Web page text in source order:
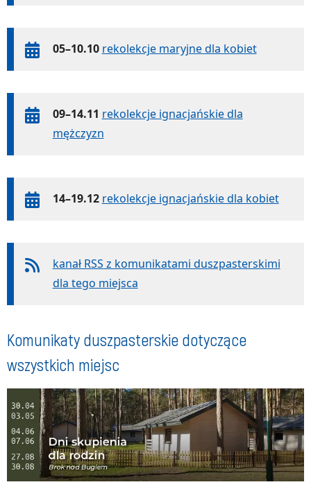
05–10.10 rekolekcje maryjne dla kobiet
09–14.11 rekolekcje ignacjańskie dla
mężczyzn
14–19.12 rekolekcje ignacjańskie dla kobiet
kanał RSS z komunikatami duszpasterskimi
dla tego miejsca
Komunikaty duszpasterskie dotyczące
wszystkich miejsc